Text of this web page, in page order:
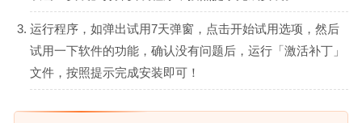
运行程序，如弹出试用7天弹窗，点击开始试用选项，然后
试用一下软件的功能，确认没有问题后，运行「激活补丁」
文件，按照提示完成安装即可！